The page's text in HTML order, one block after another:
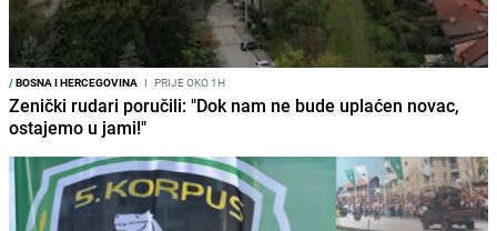
/BOSNA I HERCEGOVINA I PRIJE OKO 1H
Zenički rudari poručili: "Dok nam ne bude uplaćen novac,
ostajemo u jami!"